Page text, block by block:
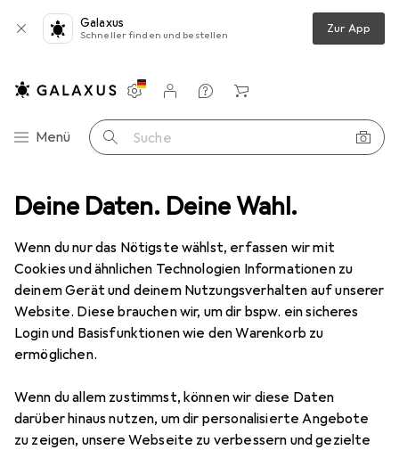
Deine Daten. Deine Wahl.
Wenn du nur das Nötigste wählst, erfassen wir mit
Cookies und ähnlichen Technologien Informationen zu
deinem Gerät und deinem Nutzungsverhalten auf unserer
Website. Diese brauchen wir, um dir bspw. ein sicheres
Login und Basisfunktionen wie den Warenkorb zu
ermöglichen.
Wenn du allem zustimmst, können wir diese Daten
darüber hinaus nutzen, um dir personalisierte Angebote
zu zeigen, unsere Webseite zu verbessern und gezielte
Galaxus
Schneller finden und bestellen Zur App
Navigation nach Kategorien
Menü Suche
Einstellungen
Kundenkonto
Vergleichslisten
Merklisten
Warenkorb
Zubehör RC Auto Zubehör Tamiya Rückstoss System Tiger 1
TamiyaRückstoss System Tiger 1
EUR
37,90
Bewertungen